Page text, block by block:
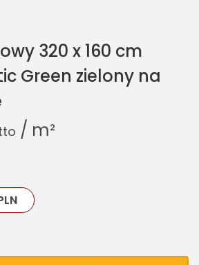
320 x 160 cm
Green zielony na
/ m²